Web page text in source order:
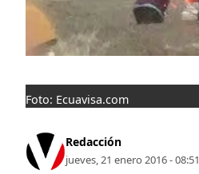
Foto: Ecuavisa.com
Redacción
jueves, 21 enero 2016 - 08:51